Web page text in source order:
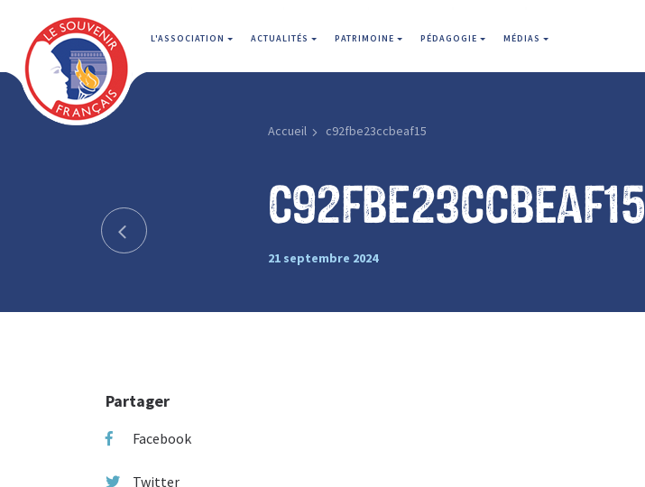
L'ASSOCIATION ACTUALITÉS PATRIMOINE PÉDAGOGIE MÉDIAS
Accueil c92fbe23ccbeaf15
c92fbe23ccbeaf15
21 septembre 2024
Partager
Facebook
Twitter